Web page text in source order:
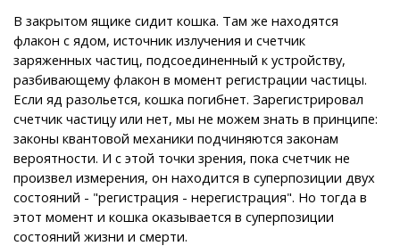
В закрытом ящике сидит кошка. Там же находятся
флакон с ядом, источник излучения и счетчик
заряженных частиц, подсоединенный к устройству,
разбивающему флакон в момент регистрации частицы.
Если яд разольется, кошка погибнет. Зарегистрировал
счетчик частицу или нет, мы не можем знать в принципе:
законы квантовой механики подчиняются законам
вероятности. И с этой точки зрения, пока счетчик не
произвел измерения, он находится в суперпозиции двух
состояний - "регистрация - нерегистрация". Но тогда в
этот момент и кошка оказывается в суперпозиции
состояний жизни и смерти.